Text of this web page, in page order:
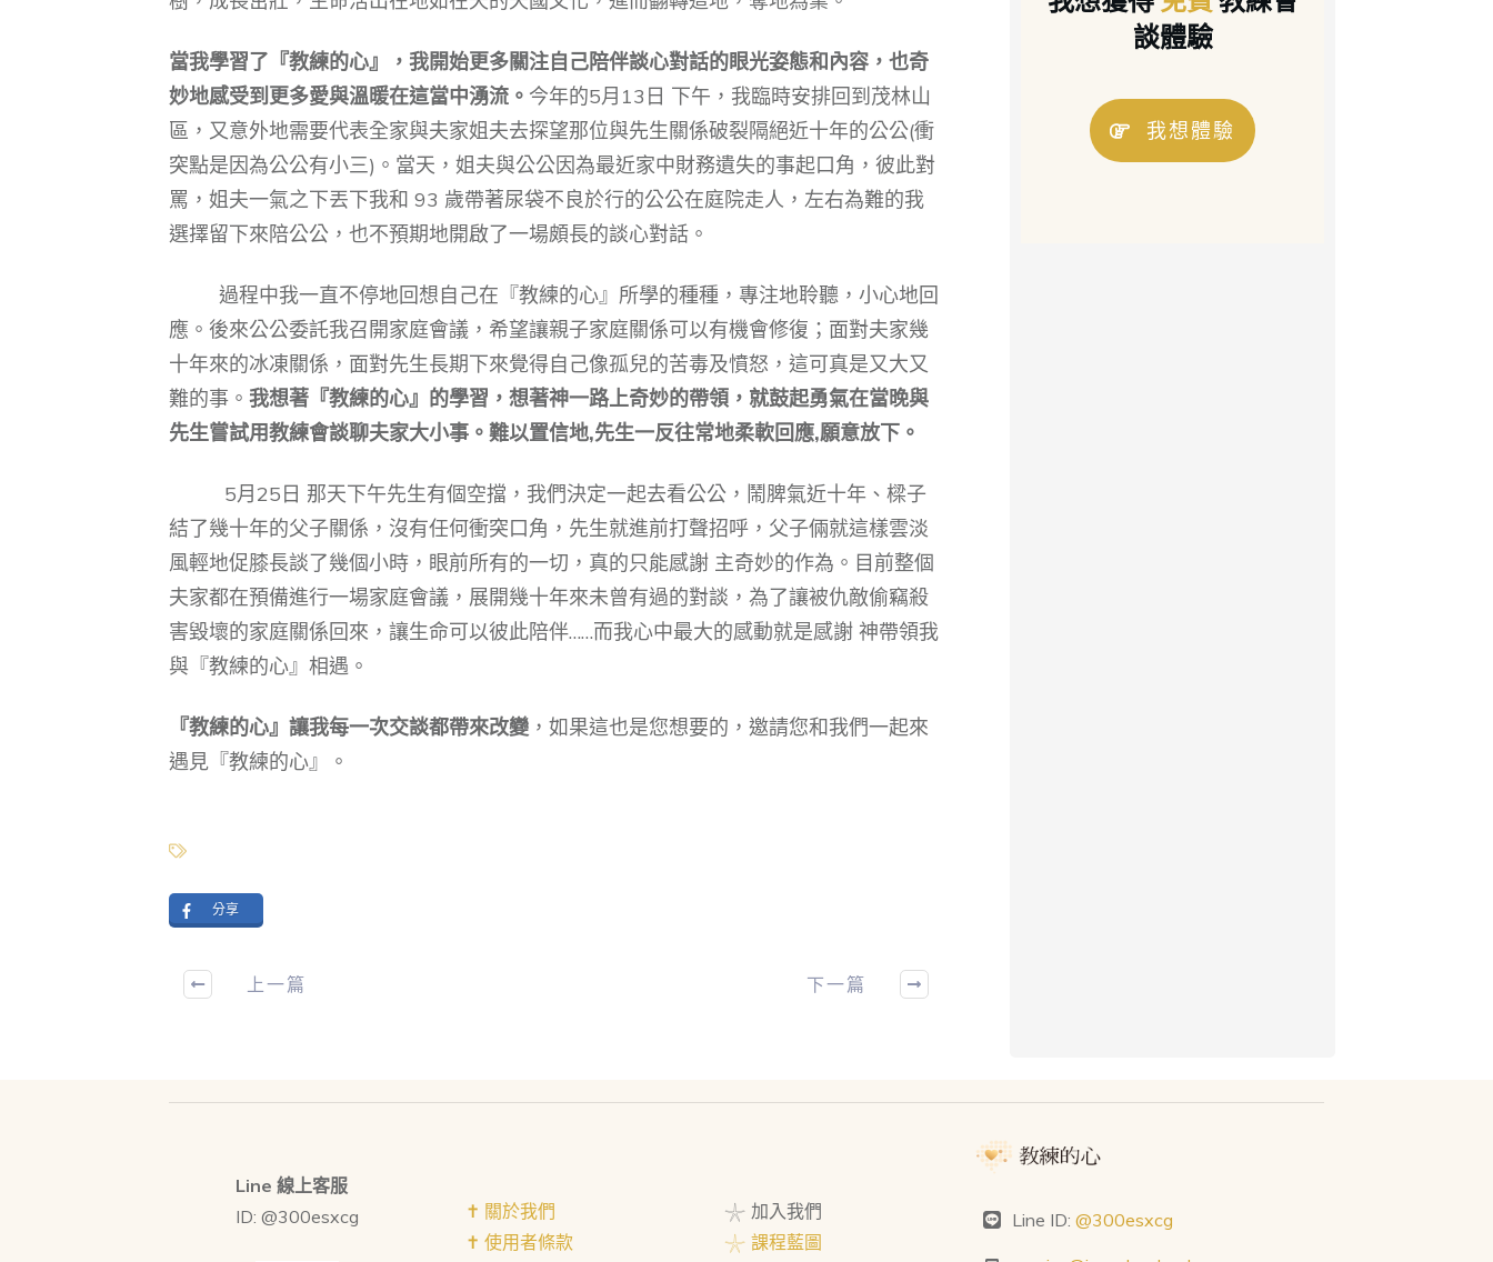
當我學習了『教練的心』，我開始更多關注自己陪伴談心對話的眼光姿態和內容，也奇
妙地感受到更多愛與溫暖在這當中湧流。 今年的5月13日 下午，我臨時安排回到茂林山
區，又意外地需要代表全家與夫家姐夫去探望那位與先生關係破裂隔絕近十年的公公(衝
突點是因為公公有小三)。當天，姐夫與公公因為最近家中財務遺失的事起口角，彼此對
罵，姐夫一氣之下丟下我和 93 歲帶著尿袋不良於行的公公在庭院走人，左右為難的我
選擇留下來陪公公，也不預期地開啟了一場頗長的談心對話。
過程中我一直不停地回想自己在『教練的心』所學的種種，專注地聆聽，小心地回
應。後來公公委託我召開家庭會議，希望讓親子家庭關係可以有機會修復；面對夫家幾
十年來的冰凍關係，面對先生長期下來覺得自己像孤兒的苦毒及憤怒，這可真是又大又
難的事。 我想著『教練的心』的學習，想著神一路上奇妙的帶領，就鼓起勇氣在當晚與
先生嘗試用教練會談聊夫家大小事。難以置信地,先生一反往常地柔軟回應,願意放下。
5月25日 那天下午先生有個空擋，我們決定一起去看公公，鬧脾氣近十年、樑子
結了幾十年的父子關係，沒有任何衝突口角，先生就進前打聲招呼，父子倆就這樣雲淡
風輕地促膝長談了幾個小時，眼前所有的一切，真的只能感謝 主奇妙的作為。目前整個
夫家都在預備進行一場家庭會議，展開幾十年來未曾有過的對談，為了讓被仇敵偷竊殺
害毀壞的家庭關係回來，讓生命可以彼此陪伴……而我心中最大的感動就是感謝 神帶領我
與『教練的心』相遇。
『教練的心』讓我每一次交談都帶來改變 ，如果這也是您想要的，邀請您和我們一起來
遇見『教練的心』。
分享
上一篇 下一篇
談體驗
我想體驗
Line 線上客服
ID: @300esxcg
✝︎ 關於我們
✝︎ 使用者條款
𓇼 加入我們
𓇼 課程藍圖
Line ID:@300esxcg